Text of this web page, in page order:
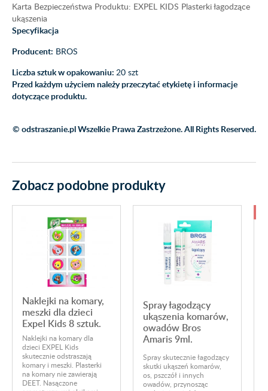
Karta Bezpieczeństwa Produktu: EXPEL KIDS Plasterki łagodzące
ukąszenia
Specyfikacja
Producent: BROS
Liczba sztuk w opakowaniu: 20 szt
Przed każdym użyciem należy przeczytać etykietę i informacje
dotyczące produktu.
© odstraszanie.pl Wszelkie Prawa Zastrzeżone. All Rights Reserved.
Zobacz podobne produkty
Naklejki na komary,
meszki dla dzieci
Expel Kids 8 sztuk.
Naklejki na komary dla
dzieci EXPEL Kids
skutecznie odstraszają
komary i meszki. Plasterki
na komary nie zawierają
DEET. Nasączone
Spray łagodzący
ukąszenia komarów,
owadów Bros
Amaris 9ml.
Spray skutecznie łagodzący
skutki ukąszeń komarów,
os, pszczół i innych
owadów, przynosząc